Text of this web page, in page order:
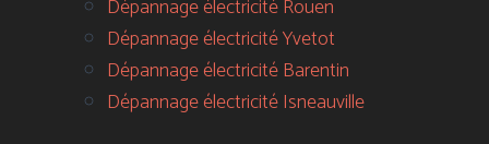
Dépannage électricité Rouen
Dépannage électricité Yvetot
Dépannage électricité Barentin
Dépannage électricité Isneauville